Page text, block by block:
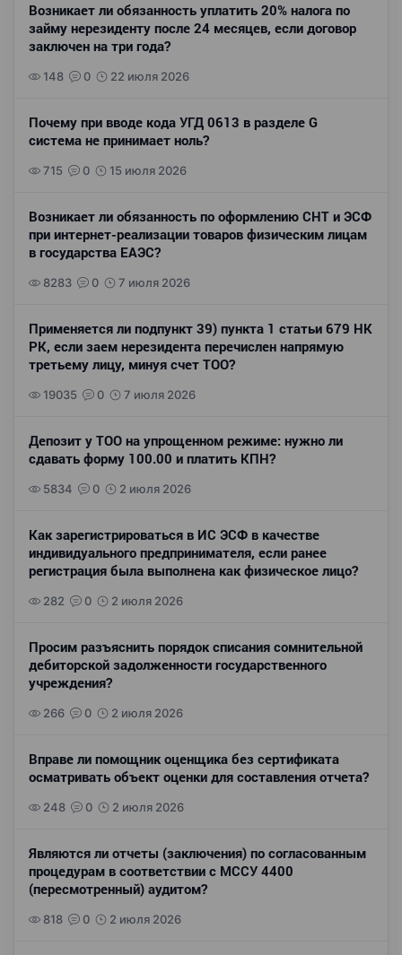
Возникает ли обязанность уплатить 20% налога по
займу нерезиденту после 24 месяцев, если договор
заключен на три года?
148 0 22 июля 2026
Почему при вводе кода УГД 0613 в разделе G
система не принимает ноль?
715 0 15 июля 2026
Возникает ли обязанность по оформлению СНТ и ЭСФ
при интернет-реализации товаров физическим лицам
в государства ЕАЭС?
8283 0 7 июля 2026
Применяется ли подпункт 39) пункта 1 статьи 679 НК
РК, если заем нерезидента перечислен напрямую
третьему лицу, минуя счет ТОО?
19035 0 7 июля 2026
Депозит у ТОО на упрощенном режиме: нужно ли
сдавать форму 100.00 и платить КПН?
5834 0 2 июля 2026
Как зарегистрироваться в ИС ЭСФ в качестве
индивидуального предпринимателя, если ранее
регистрация была выполнена как физическое лицо?
282 0 2 июля 2026
Просим разъяснить порядок списания сомнительной
дебиторской задолженности государственного
учреждения?
266 0 2 июля 2026
Вправе ли помощник оценщика без сертификата
осматривать объект оценки для составления отчета?
248 0 2 июля 2026
Являются ли отчеты (заключения) по согласованным
процедурам в соответствии с МССУ 4400
(пересмотренный) аудитом?
818 0 2 июля 2026